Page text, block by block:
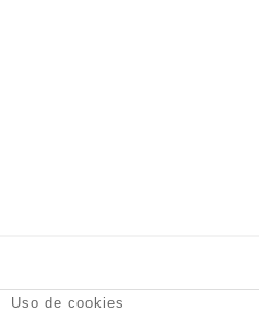
DT Espacio Escénico-
Uso de cookies